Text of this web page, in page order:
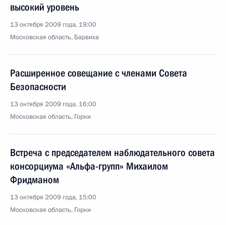
высокий уровень
13 октября 2009 года, 19:00
Московская область, Барвиха
Расширенное совещание с членами Совета
Безопасности
13 октября 2009 года, 16:00
Московская область, Горки
Встреча с председателем наблюдательного совета
консорциума «Альфа-групп» Михаилом
Фридманом
13 октября 2009 года, 15:00
Московская область, Горки